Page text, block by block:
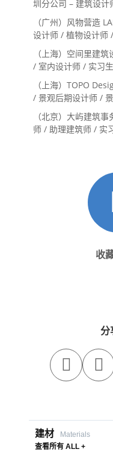
圳分公司 – 建筑设计
内设计师 / 设计实习生
（广州）风物营造
设计师 / 植物设计师
（上海）空间里建
/ 室内设计师 / 实习
（上海）TOPO
/ 景观后期设计师 /
（北京）大屿建筑
师 / 助理建筑师 / 实
收
分
 
建材
Materials
查看所有 ALL +